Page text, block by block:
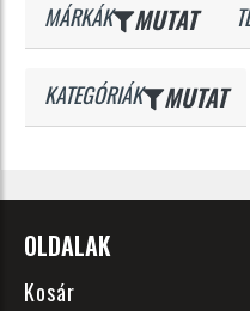
MÁRKÁK MUTAT
KATEGÓRIÁK MUTAT
OLDALAK
Kosár